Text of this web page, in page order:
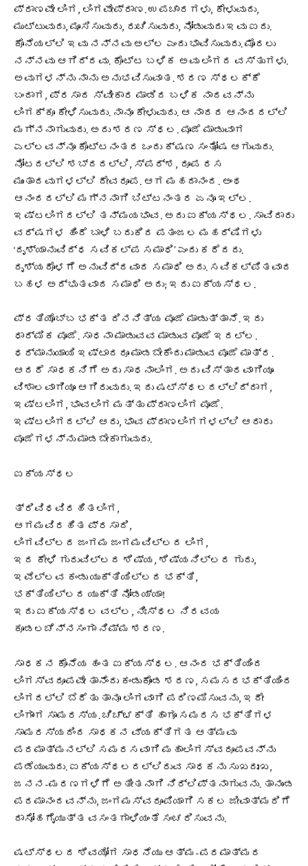
ಪ್ರಾಣವೇ ಲಿಂಗ, ಲಿಂಗವೇಪ್ರಾಣ. ಉಪಚಾರಗಳು, ಕೇಳುವುದು,
ಮುಟ್ಟುವುದು, ಮೂಸಿಸುವುದು, ರುಚಿಸುವುದು, ನೋಡುವುದು ಇವು ಐದು.
ಕೊನೆಯಲ್ಲಿ ಇವು ನನ್ನವು ಅಲ್ಲ ಎಂದು ಭಾವಿಸುವುದು. ಮೊದಲು
ನನ್ನವು ಆಗಿದ್ದವು. ಕೊಟ್ಟ ಬಳಿಕ ಅವು ಲಿಂಗದ ವಸ್ತುಗಳು.
ಅವುಗಳನ್ನು ನಾನು ಅನುಭವಿಸುವಾತ. ಶರಣ ಸ್ಥಲಕ್ಕೆ
ಬಂದಾಗ, ಪ್ರಸಾದ ಸ್ವೀಕಾರ ಮಾಡಿದ ಬಳಿಕ ನಾದವನ್ನು
ಲಿಂಗಕ್ಕೂ ಕೇಳಿಸುವುದು. ನಾನೂ ಕೇಳುವುದು. ಆ ನಾದದ ಆನಂದದಲ್ಲಿ
ಮಗ್ನನಾಗುವುದು. ಅದು ಶರಣ ಸ್ಥಲ. ಪೂಜೆ ಮಾಡುವಾಗ
ಎಲ್ಲವನ್ನೂ ಕೊಟ್ಟನಂತರ ಒಂದು ಕ್ಷಣ ಸಂತೋಷ ಆಗುವುದು.
ನೋಟದಲ್ಲಿ ಶಬ್ದದಲ್ಲಿ, ಸ್ಪರ್ಶ, ರೂಪ ರಸ
ಮುಂತಾದವುಗಳಲ್ಲಿ ದೇವರೂಪ. ಆಗ ಮಹದಾನಂದ. ಅಂಥ
ಆನಂದದಲ್ಲಿ ಮಗ್ನನಾಗಿ ಬಿಟ್ಟನಂತರ ಏನೂ ಇಲ್ಲ.
ಇಷ್ಟಲಿಂಗದಲ್ಲಿ ತನ್ಮಯಭಾವ. ಅದು ಐಕ್ಯಸ್ಥಲ. ಸಾವಿರಾರು
ವರ್ಷಗಳ ಹಿಂದೆ ಬಾಳಿ ಬದುಕಿದ ಪತಂಜಲ ಮಹರ್ಷಿಗಳು
‘ದೃಶ್ಯಾನುವಿದ್ಧ ಸವಿಕಲ್ಪ ಸಮಾಧಿ’ ಎಂದು ಕರೆದರು.
ದೃಶ್ಯದೊಳಗೆ ಅನುವಿದ್ದವಾದ ಸಮಾಧಿ ಅದು. ಸವಿಕಲ್ಪಿತವಾದ
ಬಹಳ ಅದ್ಭುತವಾದ ಸಮಾಧಿ ಅದು; ಇದು ಐಕ್ಯಸ್ಥಲ.
ಪ್ರತಿಯೊಬ್ಬ ಭಕ್ತ ದಿನನಿತ್ಯ ಪೂಜೆ ಮಾಡುತ್ತಾನೆ. ಇದು
ಧಾರ್ಮಿಕ ಪೂಜೆ. ಸಾಧನಾ ಮಾಡುವವ ಮಾಡುವ ಪೂಜೆ ಇದಲ್ಲ.
ಧರ್ಮಾನುಯಾಯಿ ಇಷ್ಟಾದರೂ ಮಾಡಬೇಕೆಂದು ಮಾಡುವ ಪೂಜೆ ಮಾತ್ರ.
ಆದರೆ ಸಾಧಕನಿಗೆ ಅದು ಸಾಧನಾಲಿಂಗ. ಅದು ವಿಸ್ತಾರವಾಗಿಯೂ
ವಿಶಾಲವಾಗಿಯೂ ಆಗಿರುವುದು. ಇದು ಷಟ್ಸ್ಥಲದಲ್ಲಿದ್ದಾಗ,
ಇಷ್ಟಲಿಂಗ, ಭಾವಲಿಂಗ ಮತ್ತು ಪ್ರಾಣಲಿಂಗ ಪೂಜೆ.
ಇಷ್ಟಲಿಂಗದಲ್ಲಿ ಆರು, ಭಾವ ಪ್ರಾಣಲಿಂಗಗಳಲ್ಲಿ ಆರಾರು
ಪೂಜೆಗಳನ್ನು ಮಾಡಬೇಕಾಗುವುದು.
ಐಕ್ಯಸ್ಥಲ
ತ್ರಿವಿಧವಿರಹಿತಲಿಂಗ,
ಆಗಮವಿರಹಿತ ಪ್ರಸಾದಿ,
ಲಿಂಗವಿಲ್ಲದ ಜಂಗಮ ಜಂಗಮವಿಲ್ಲದ ಲಿಂಗ,
ಇದ ಕೇಳಿ ಗುರುವಿಲ್ಲದ ಶಿಷ್ಯ, ಶಿಷ್ಯನಿಲ್ಲದ ಗುರು,
ಇವೆಲ್ಲವ ಕಂಡು ಯುಕ್ತಿಯಿಲ್ಲದ ಭಕ್ತಿ,
ಭಕ್ತಿಯಿಲ್ಲದ ಯುಕ್ತಿ ನೋಡಯ್ಯಾ!
ಇದು ಐಕ್ಯಸ್ಥಲ ವಲ್ಲ, ನಿಃಸ್ಥಲ ನಿರವಯ
ಕೂಡಲಚೆನ್ನಸಂಗಾ ನಿಮ್ಮ ಶರಣ.
ಸಾಧಕನ ಕೊನೆಯ ಹಂತ ಐಕ್ಯಸ್ಥಲ. ಆನಂದ ಭಕ್ತಿಯಿಂದ
ಲಿಂಗಸ್ವರೂಪವೇ ತಾನೆಂದು ಕಂಡುಕೊಂಡ ಶರಣ, ಸಮಸರಭಕ್ತಿಯಿಂದ
ಲಿಂಗದಲ್ಲಿ ಬೆರೆತು ತಾನೂ ಲಿಂಗವಾಗಿ ಪರಿಣಮಿಸುವನು, ಇದೇ
ಲಿಂಗಾಂಗ ಸಾಮರಸ್ಯ. ಚಿಚ್ಛಕ್ತಿ ಹಾಗೂ ಸಮರಸ ಭಕ್ತಿಗಳ
ಸಾಮರಸ್ಯದಿಂದ ಸಾಧಕನ ವ್ಯಕ್ತಿಗತ ಆತ್ಮವು
ಪರಮಾತ್ಮನಲ್ಲಿ ಸಮರಸವಾಗಿ ಮಹಾಲಿಂಗಸ್ವರೂಪವನ್ನು
ಪಡೆಯುವುದು. ಐಕ್ಯಸ್ಥಲದಲ್ಲಿರುವ ಸಾಧಕನು ಸುಖದುಃಖ,
ಜನನ-ಮರಣಗಳಿಗೆ ಅತೀತನಾಗಿ ನಿರ್ಲಿಪ್ತನಾಗುವನು. ತಾನುಂಡ
ಪರಮಾನಂದವನ್ನು, ಜಂಗಮಸ್ವರೂಪಿಯಾಗಿ ಸಕಲ ಜೀವಾತ್ಮರಿಗೆ
ದಾಸೋಹಗೈಯುತ್ತ ವಸಂತಗಾಳಿಯಂತೆ ಸಂಚರಿಸುವನು.
ಷಟ್ಸ್ಥಲದ ಶಿವಯೋಗ ಸಾಧನೆಯು ಆತ್ಮ-ಪರಮಾತ್ಮರ